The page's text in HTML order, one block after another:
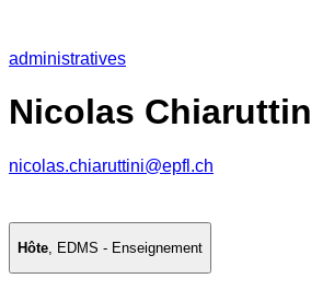
administratives
Nicolas
nicolas.chiaruttini@epfl.ch
Hôte, EDMS - Enseignement